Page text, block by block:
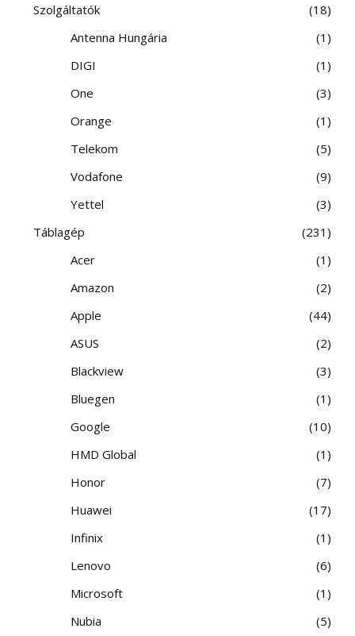
Szolgáltatók
18
Antenna Hungária
1
DIGI
1
One
3
Orange
1
Telekom
5
Vodafone
9
Yettel
3
Táblagép
231
Acer
1
Amazon
2
Apple
44
ASUS
2
Blackview
3
Bluegen
1
Google
10
HMD Global
1
Honor
7
Huawei
17
Infinix
1
Lenovo
6
Microsoft
1
Nubia
5